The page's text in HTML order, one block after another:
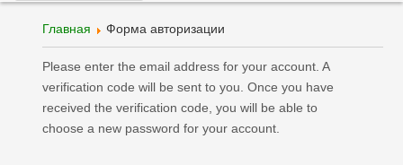
Главная Форма авторизации
Please enter the email address for your account. A
verification code will be sent to you. Once you have
received the verification code, you will be able to
choose a new password for your account.